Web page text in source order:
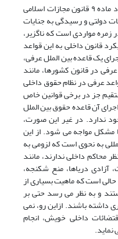
به همین ترتیب، به نظر می رسد رویکرد ماده ۹ قانون مجازات اسلامی
دولتی و رسیدگی به جنایات
مواردی است که ناگزیر،
قانون داخلی به این قواعد
یک قاعده بین الملل عرفی،
در قانون کشورها، مانند
عرفی در نظام حقوق داخلی
جز در برخی قوانین خاص
آن قاعده حقوق بین الملل
ندارد. در غیر این صورت،
مشکل مواجه می شود. از این
به نحوی است که لزومی به
محاکم داخلی ندارند، مانند
آزادی دریاها، منع شکنجه،
است که ماهیت بسیاری از
و به نظر می رسد حتی بر
داشته باشند. ازاین رو، نمی
داخلی خویش، انجام
نماید.